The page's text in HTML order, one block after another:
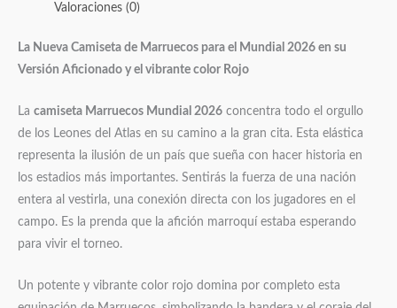
Valoraciones (0)
La Nueva Camiseta de Marruecos para el Mundial 2026 en su
Versión Aficionado y el vibrante color Rojo
La camiseta Marruecos Mundial 2026 concentra todo el orgullo
de los Leones del Atlas en su camino a la gran cita. Esta elástica
representa la ilusión de un país que sueña con hacer historia en
los estadios más importantes. Sentirás la fuerza de una nación
entera al vestirla, una conexión directa con los jugadores en el
campo. Es la prenda que la afición marroquí estaba esperando
para vivir el torneo.
Un potente y vibrante color rojo domina por completo esta